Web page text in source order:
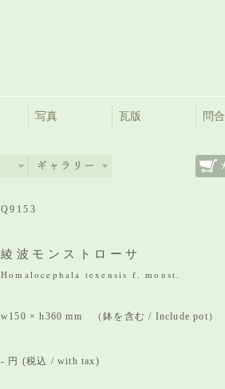
写真 瓦版 問合
Q9153
綾波モンストローサ
Homalocephala texensis f. monst.
w150 × h360 mm （鉢を含む / Include pot）
- 円 (税込 / with tax)